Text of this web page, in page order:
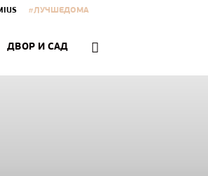
#ЛУЧШЕДОМА
ДВОР И САД